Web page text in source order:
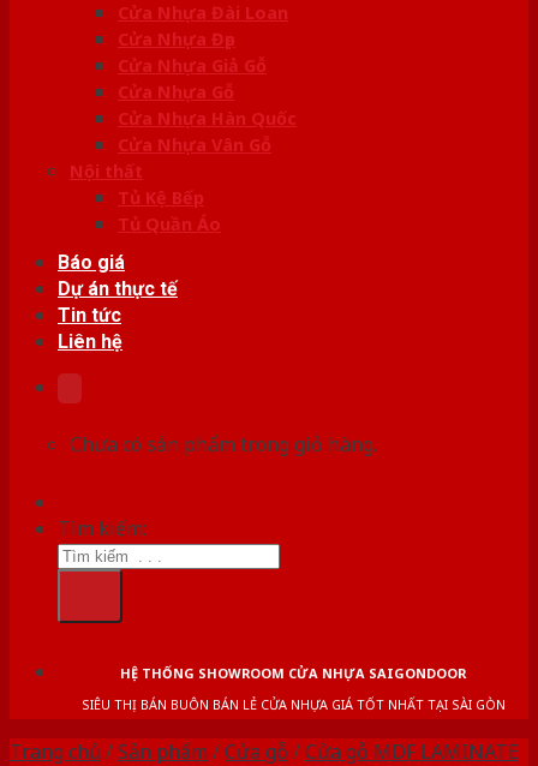
Cửa Nhựa Đài Loan
Cửa Nhựa Đẹp
Cửa Nhựa Giả Gỗ
Cửa Nhựa Gỗ
Cửa Nhựa Hàn Quốc
Cửa Nhựa Vân Gỗ
Nội thất
Tủ Kệ Bếp
Tủ Quần Áo
Báo giá
Dự án thực tế
Tin tức
Liên hệ
Chưa có sản phẩm trong giỏ hàng.
Tìm kiếm:
HỆ THỐNG SHOWROOM CỬA NHỰA SAIGONDOOR
SIÊU THỊ BÁN BUÔN BÁN LẺ CỬA NHỰA GIÁ TỐT NHẤT TẠI SÀI GÒN
Trang chủ /Sản phẩm /Cửa gỗ /Cửa gỗ MDF LAMINATE